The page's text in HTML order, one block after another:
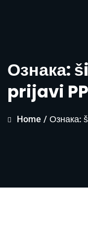
Ознака:
prijavi
Home / Ознака: